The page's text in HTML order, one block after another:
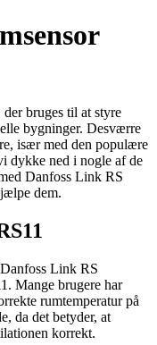
bruges til at styre
bygninger. Desværre
især med den populære
dykke ned i nogle af de
Danfoss Link RS
dem.
Link RS
Mange brugere har
rumtemperatur på
da det betyder, at
korrekt.